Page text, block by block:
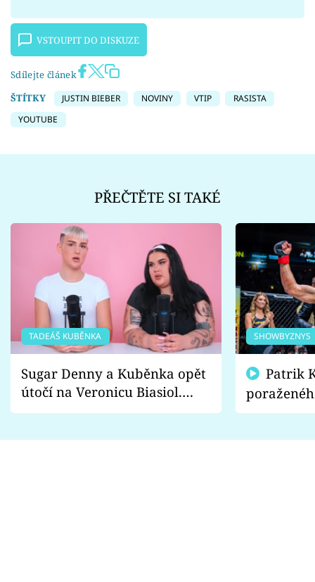
VSTOUPIT DO DISKUZE
Sdílejte článek
ŠTÍTKY
JUSTIN BIEBER NOVINY VTIP
RASISTA
YOUTUBE
PŘEČTĚTE SI TAKÉ
TADEÁŠ KUBĚNKA
Sugar Denny a Kuběnka opět
útočí na Veronicu Biasiol.
Proč je podle nich falešná a
SHOWBYZNYS
fanoušci